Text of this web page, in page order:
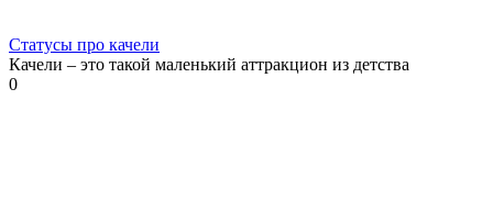
Статусы про качели
Качели – это такой маленький аттракцион из детства
0